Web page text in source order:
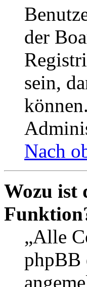
der
sein,
Nach
Wozu ist
„Alle
phpBB